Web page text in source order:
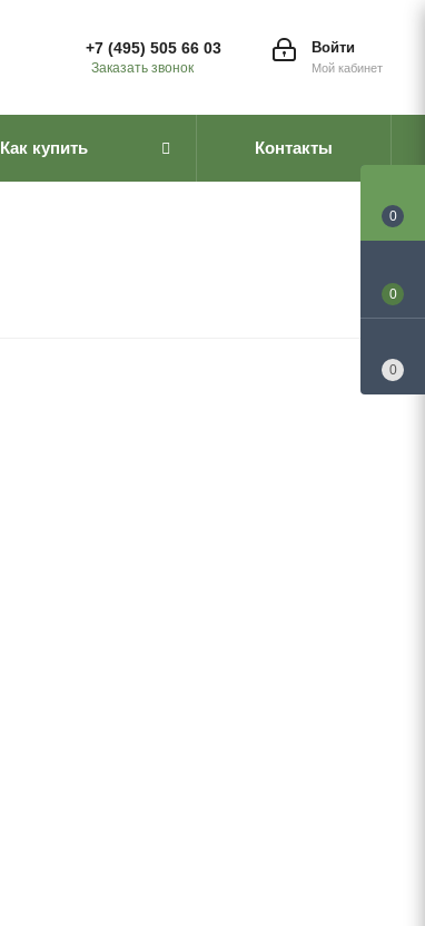
Войти
Мой кабинет
+7 (495) 505 66 03
Заказать звонок
Как купить Контакты
0
0
0